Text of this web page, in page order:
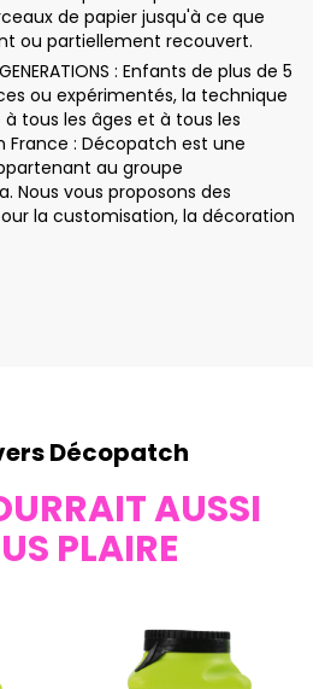
de papier jusqu'à ce que
ou partiellement recouvert.
GENERATIONS : Enfants de plus de 5
ou expérimentés, la technique
tous les âges et à tous les
France : Décopatch est une
au groupe
Nous vous proposons des
la customisation, la décoration
Décopatch
AUSSI
PLAIRE